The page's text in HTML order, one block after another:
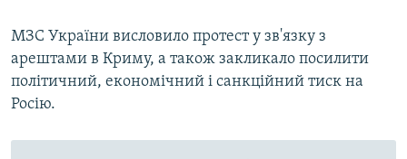
МЗС України висловило протест у зв'язку з
арештами в Криму, а також закликало посилити
політичний, економічний і санкційний тиск на
Росію.